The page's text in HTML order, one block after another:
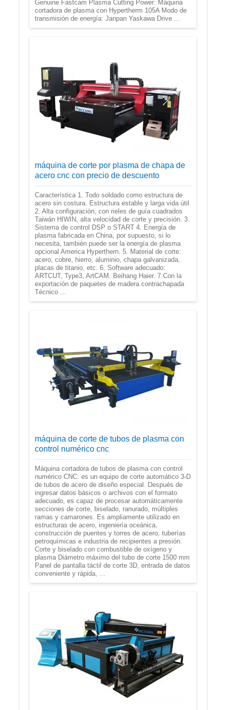
Genuine Fastcam Plasma Cutting Power: Máquina
cortadora de plasma con Hypertherm 105A Modo de
transmisión de energía: Janpan Yaskawa Drive ...
máquina de corte por plasma de chapa de
acero cnc con precio de descuento
Característica 1. Todo soldado como estructura de
acero sin costura. Estructura estable y larga vida útil
2. Alta configuración, con rieles de guía cuadrados
Taiwán HIWIN, alta velocidad de corte y precisión. 3.
Sistema de control DSP o START 4. Energía de
plasma fabricada en China, por supuesto, si lo
necesita, también puede ser la energía de plasma
opcional America Hyperthern. 5. Material de corte:
acero, cobre, hierro, aluminio, chapa galvanizada,
placas de titanio, etc. 6. Software adecuado:
ARTCUT, Type3, ArtCAM. Beihang Haier. 7.Con la
exportación de paquetes de madera contrachapada
Técnico ...
máquina de corte de tubos de plasma con
control numérico cnc
Máquina cortadora de tubos de plasma con control
numérico CNC: es un equipo de corte automático 3-D
de tubos de acero de diseño especial. Después de
ingresar datos básicos o archivos con el formato
adecuado, es capaz de procesar automáticamente
secciones de corte, biselado, ranurado, múltiples
ramas y camarones. Es ampliamente utilizado en
estructuras de acero, ingeniería oceánica,
construcción de puentes y torres de acero, tuberías
petroquímicas e industria de recipientes a presión.
Corte y biselado con combustible de oxígeno y
plasma Diámetro máximo del tubo de corte 1500 mm
Panel de pantalla táctil de corte 3D, entrada de datos
conveniente y rápida, ...